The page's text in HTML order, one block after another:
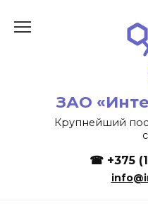
ЗАО
Крупнейший
☎ +375